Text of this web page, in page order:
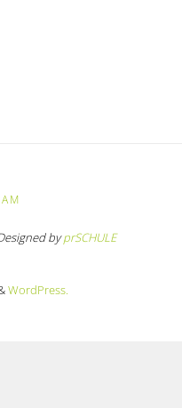
byprSCHULE
WordPress.